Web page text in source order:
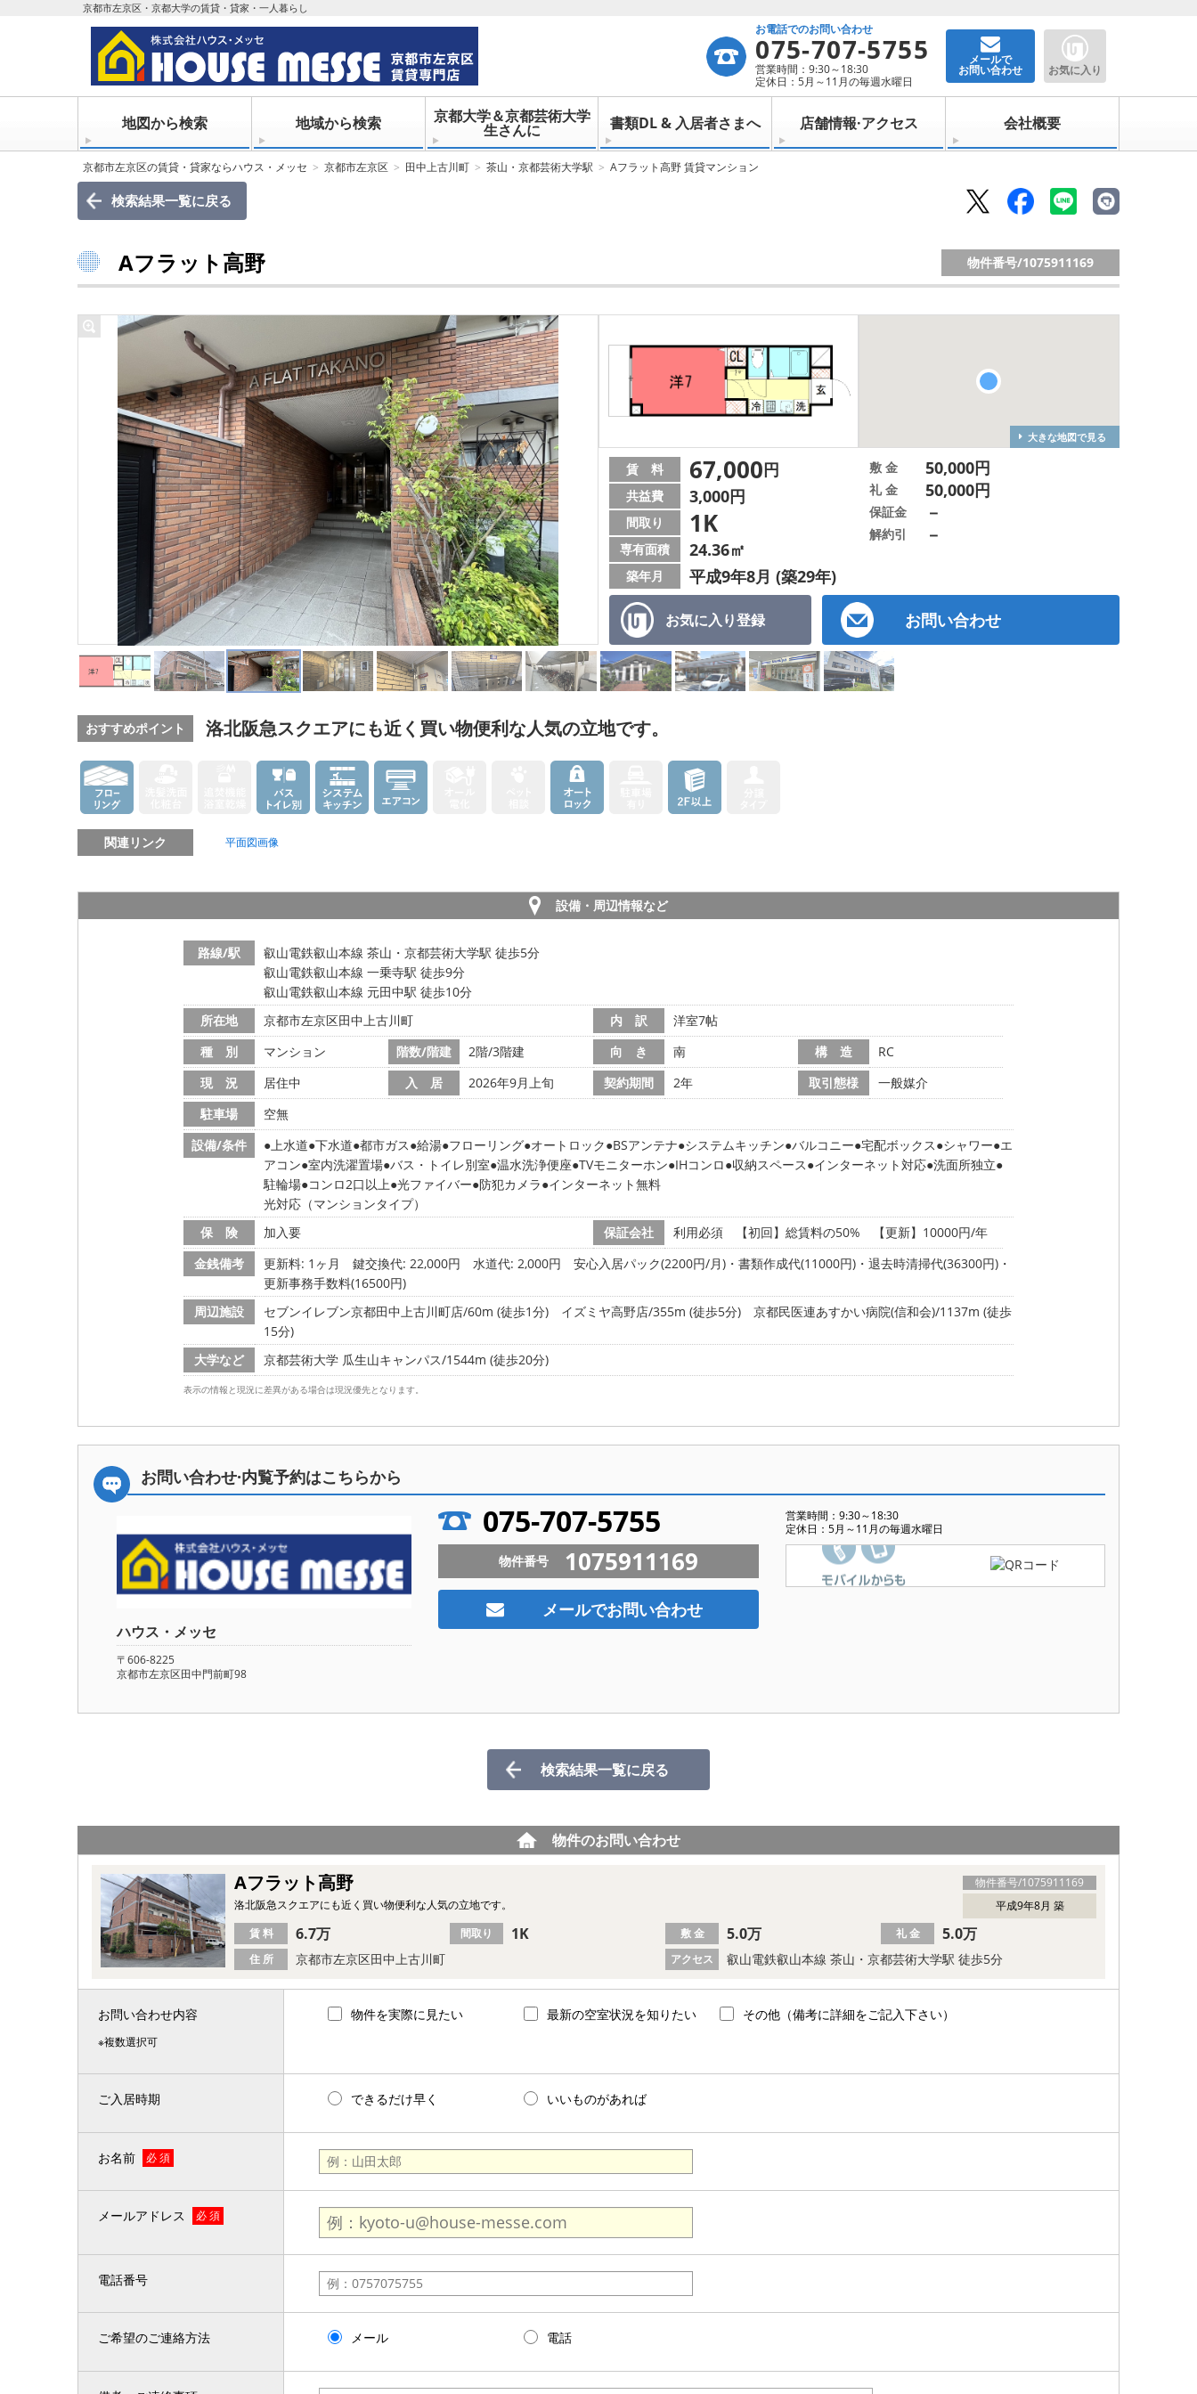
京都市左京区・京都大学の賃貸・貸家・一人暮らし
お電話でのお問い合わせ
075-707-5755
営業時間：9:30～18:30
定休日：5月～11月の毎週水曜日
メールで
お問い合わせ お気に入り
地図から検索 地域から検索 京都大学＆京都芸術大学
生さんに 書類DL & 入居者さまへ 店舗情報·アクセス 会社概要
京都市左京区の賃貸・貸家ならハウス・メッセ 京都市左京区 田中上古川町 茶山・京都芸術大学駅 Aフラット高野 賃貸マンション
検索結果一覧に戻る
Aフラット高野 物件番号/1075911169
大きな地図で見る
お気に入り登録 お問い合わせ
賃 料 67,000円
共益費 3,000円
間取り 1K
専有面積 24.36㎡
築年月 平成9年8月 (築29年)
敷 金 50,000円
礼 金 50,000円
保証金 －
解約引 －
おすすめポイント 洛北阪急スクエアにも近く買い物便利な人気の立地です。
関連リンク 平面図画像
設備・周辺情報など
路線/駅
叡山電鉄叡山本線 茶山・京都芸術大学駅 徒歩5分
叡山電鉄叡山本線 一乗寺駅 徒歩9分
叡山電鉄叡山本線 元田中駅 徒歩10分
所在地
京都市左京区田中上古川町 内 訳
洋室7帖
種 別
マンション 階数/階建 2階/3階建 向 き 南 構 造
RC
現 況
居住中 入 居 2026年9月上旬 契約期間 2年 取引態様
一般媒介
駐車場
空無
設備/条件
上水道 下水道 都市ガス 給湯 フローリング オートロック BSアンテナ システムキッチン バルコニー 宅配ボックス シャワー エ
アコン 室内洗濯置場 バス・トイレ別室 温水洗浄便座 TVモニターホン IHコンロ 収納スペース インターネット対応 洗面所独立
駐輪場 コンロ2口以上 光ファイバー 防犯カメラ インターネット無料
光対応（マンションタイプ）
保 険
加入要 保証会社
利用必須 【初回】総賃料の50% 【更新】10000円/年
金銭備考
更新料: 1ヶ月 鍵交換代: 22,000円 水道代: 2,000円
安心入居パック(2200円/月)・書類作成代(11000円)・退去時清掃代(36300円)・
更新事務手数料(16500円)
周辺施設
セブンイレブン京都田中上古川町店/60m (徒歩1分) イズミヤ高野店/355m (徒歩5分)
京都民医連あすかい病院(信和会)/1137m (徒歩
15分)
大学など
京都芸術大学 瓜生山キャンパス/1544m (徒歩20分)
表示の情報と現況に差異がある場合は現況優先となります。
お問い合わせ·内覧予約はこちらから
ハウス・メッセ
〒606-8225
京都市左京区田中門前町98
075-707-5755
営業時間：9:30～18:30
定休日：5月～11月の毎週水曜日
物件番号 1075911169
メールでお問い合わせ
検索結果一覧に戻る
物件のお問い合わせ
物件番号/1075911169
Aフラット高野
平成9年8月 築
洛北阪急スクエアにも近く買い物便利な人気の立地です。
住 所 京都市左京区田中上古川町 アクセス 叡山電鉄叡山本線 茶山・京都芸術大学駅 徒歩5分
賃 料 6.7万 間取り 1K 敷 金 5.0万 礼 金 5.0万
お問い合わせ内容
※複数選択可
物件を実際に見たい 最新の空室状況を知りたい その他（備考に詳細をご記入下さい）
ご入居時期 できるだけ早く いいものがあれば
お名前 必 須
メールアドレス 必 須
電話番号
ご希望のご連絡方法 メール 電話